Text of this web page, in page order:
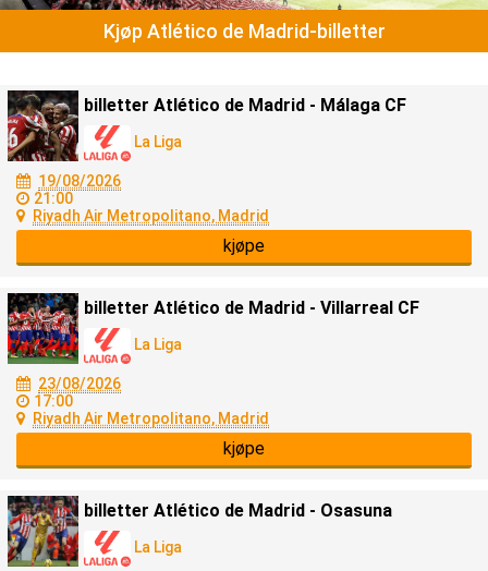
Kjøp Atlético de Madrid-billetter
billetter Atlético de Madrid - Málaga CF
La Liga
19/08/2026
21:00
Riyadh Air Metropolitano, Madrid
kjøpe
billetter Atlético de Madrid - Villarreal CF
La Liga
23/08/2026
17:00
Riyadh Air Metropolitano, Madrid
kjøpe
billetter Atlético de Madrid - Osasuna
La Liga